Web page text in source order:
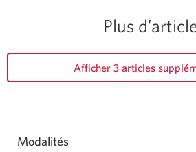
Plus
Afficher 3 articles
Modalités